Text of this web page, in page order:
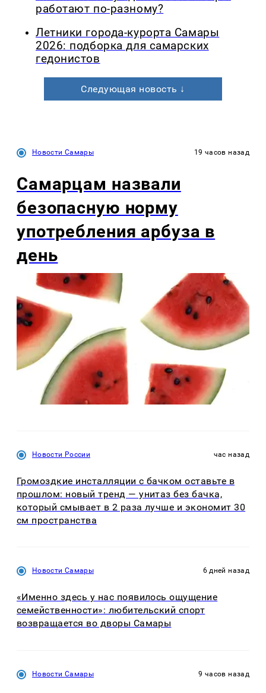
работают по-разному?
Летники города-курорта Самары
2026: подборка для самарских
гедонистов
Следующая новость ↓
Новости Самары 19 часов назад
Самарцам назвали
безопасную норму
употребления арбуза в
день
Новости России час назад
Громоздкие инсталляции с бачком оставьте в
прошлом: новый тренд — унитаз без бачка,
который смывает в 2 раза лучше и экономит 30
см пространства
Новости Самары 6 дней назад
«Именно здесь у нас появилось ощущение
семейственности»: любительский спорт
возвращается во дворы Самары
Новости Самары 9 часов назад